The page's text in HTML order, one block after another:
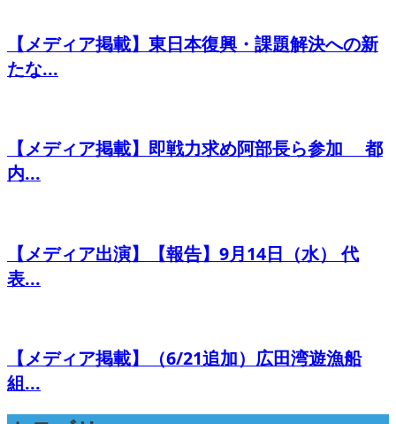
【メディア掲載】東日本復興・課題解決への新
たな...
【メディア掲載】即戦力求め阿部長ら参加 都
内...
【メディア出演】【報告】9月14日（水） 代
表...
【メディア掲載】（6/21追加）広田湾遊漁船
組...